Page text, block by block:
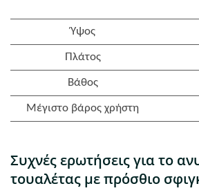
Ύψος
Πλάτος
Βάθος
Μέγιστο βάρος χρήστη
Συχνές ερωτήσεις για το
τουαλέτας με πρόσθιο